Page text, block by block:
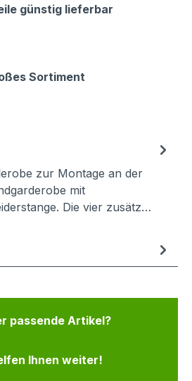
günstig lieferbar
Sortiment
zur Montage an der
mit
Die vier zusätz…
passende Artikel?
Ihnen weiter!